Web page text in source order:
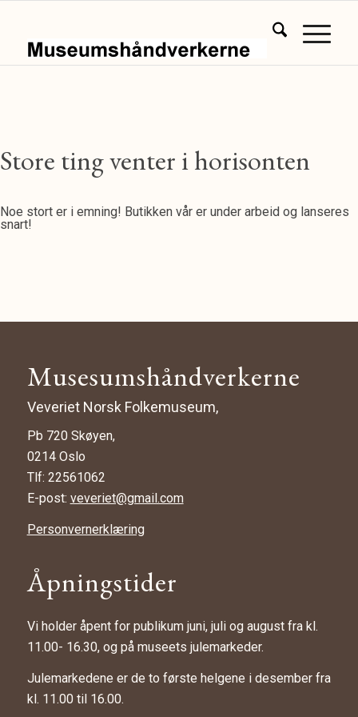
Store ting venter i horisonten
Noe stort er i emning! Butikken vår er under arbeid og lanseres
snart!
Musesumshåndverkerne
Veveriet Norsk Folkemuseum,
Pb 720 Skøyen,
0214 Oslo
Tlf: 22561062
E-post: veveriet@gmail.com
Personvernerklæring
Åpningstider
Vi holder åpent for publikum juni, juli og august fra kl.
11.00- 16.30, og på museets julemarkeder.
Julemarkedene er de to første helgene i desember fra
kl. 11.00 til 16.00.